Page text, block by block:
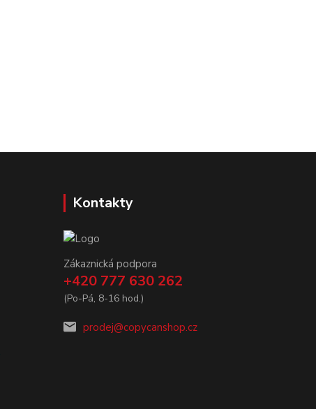
Kontakty
Zákaznická podpora
+420 777 630 262
(Po-Pá, 8-16 hod.)
prodej@copycanshop.cz